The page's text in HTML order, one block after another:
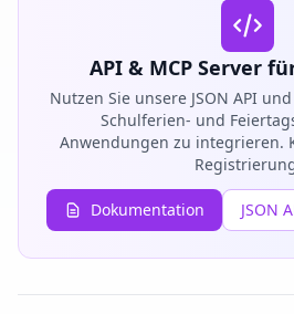
API & MCP Server
Nutzen Sie unsere JSON API
Schulferien- und
Anwendungen zu integrieren.
Dokumentation JSON